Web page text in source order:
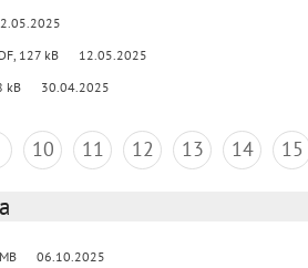
127 kB 12.05.2025
kB 30.04.2025
10 11 12 13 14 15
06.10.2025